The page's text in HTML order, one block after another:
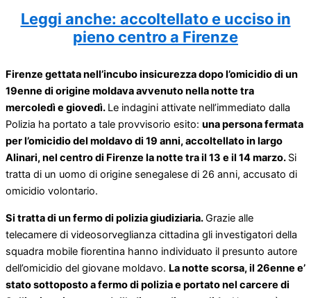
Leggi anche: accoltellato e ucciso in
pieno centro a Firenze
Firenze gettata nell’incubo insicurezza dopo l’omicidio di un
19enne di origine moldava avvenuto nella notte tra
mercoledì e giovedì. Le indagini attivate nell’immediato dalla
Polizia ha portato a tale provvisorio esito: una persona fermata
per l’omicidio del moldavo di 19 anni, accoltellato in largo
Alinari, nel centro di Firenze la notte tra il 13 e il 14 marzo. Si
tratta di un uomo di origine senegalese di 26 anni, accusato di
omicidio volontario.
Si tratta di un fermo di polizia giudiziaria.Grazie alle
telecamere di videosorveglianza cittadina gli investigatori della
squadra mobile fiorentina hanno individuato il presunto autore
dell’omicidio del giovane moldavo. La notte scorsa, il 26enne e’
stato sottoposto a fermo di polizia e portato nel carcere di